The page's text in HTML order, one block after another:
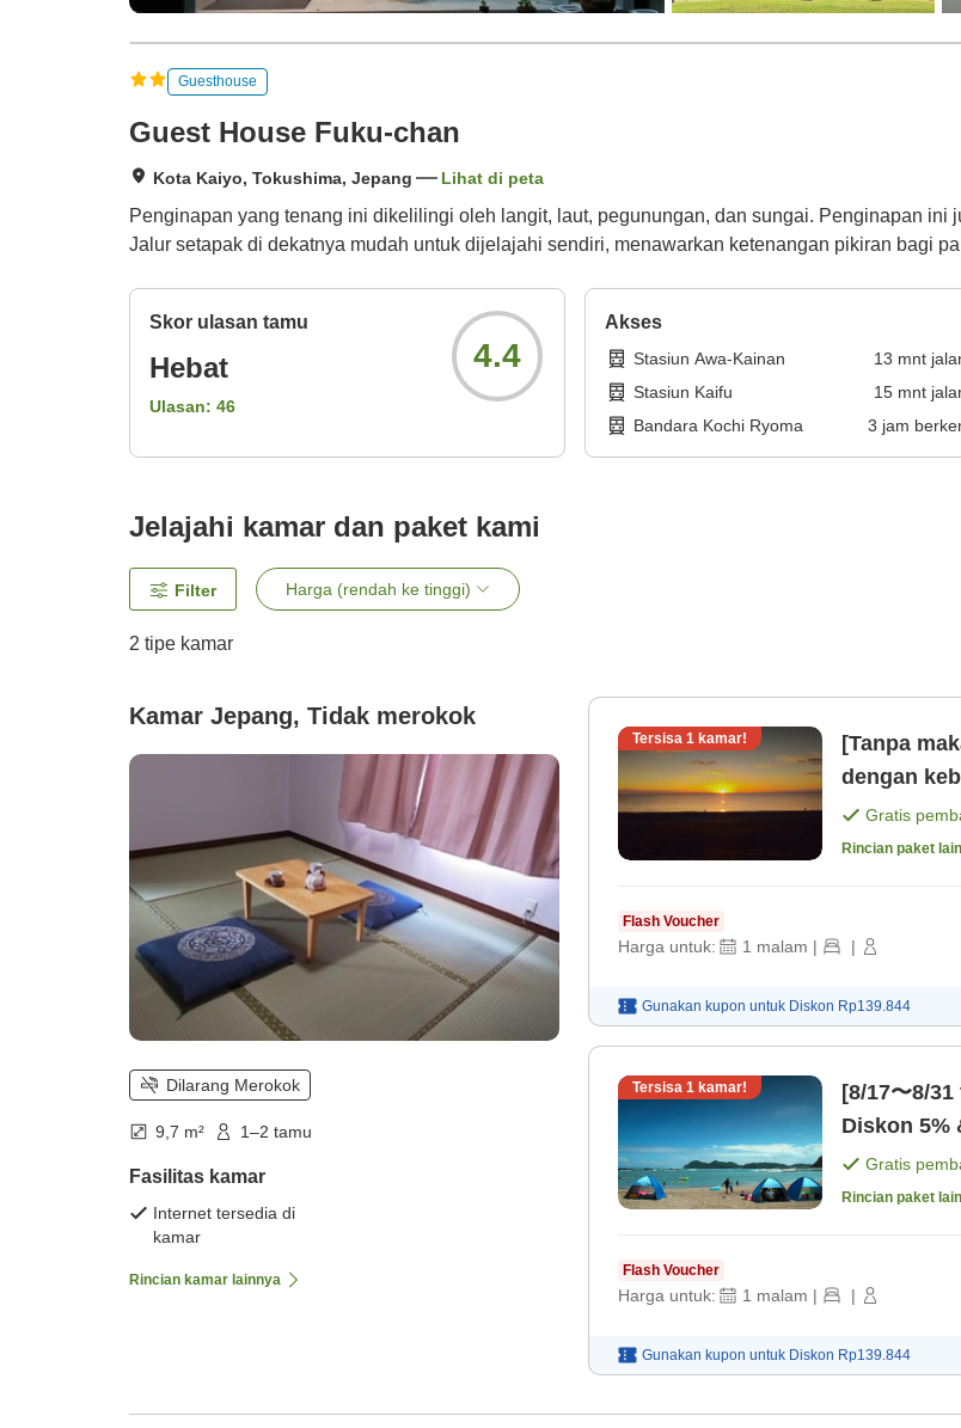
Guesthouse
Guest House Fuku-chan
Kota Kaiyo, Tokushima, Jepang Lihat di peta
Penginapan yang tenang ini dikelilingi oleh langit, laut, pegunungan, dan sungai. Penginapan ini
Jalur setapak di dekatnya mudah untuk dijelajahi sendiri, menawarkan ketenangan pikiran bagi
Skor ulasan tamu
Hebat
Ulasan: 46
4.4
Akses
Stasiun Awa-Kainan 13 mnt
Stasiun Kaifu
15mnt
Bandara Kochi Ryoma
3 jam
Jelajahi kamar dan paket kami
Filter Harga (rendah ke tinggi)
2 tipe kamar
Kamar Jepang, Tidak merokok
Dilarang Merokok
9,7 m² 1–2 tamu
Fasilitas kamar
Internet tersedia di
kamar
Rincian kamar lainnya
Tersisa 1 kamar!
[Tanpa
dengan
Gratis
Rincian paket
Flash Voucher
Harga untuk: 1 malam | |
Gunakan kupon untuk Diskon Rp139.844
Tersisa 1 kamar!
[8/17〜8/
Diskon 5%
olahraga
Gratis
Rincian paket
Flash Voucher
Harga untuk: 1 malam | |
Gunakan kupon untuk Diskon Rp139.844